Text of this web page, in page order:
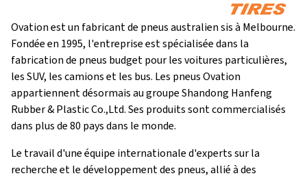
Ovation est un fabricant de pneus australien sis à Melbourne.
Fondée en 1995, l'entreprise est spécialisée dans la
fabrication de pneus budget pour les voitures particulières,
les SUV, les camions et les bus. Les pneus Ovation
appartiennent désormais au groupe Shandong Hanfeng
Rubber & Plastic Co.,Ltd. Ses produits sont commercialisés
dans plus de 80 pays dans le monde.
Le travail d'une équipe internationale d'experts sur la
recherche et le développement des pneus, allié à des